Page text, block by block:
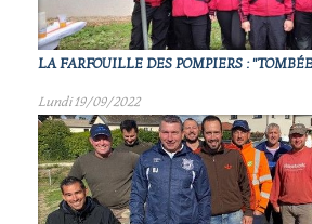
LA FARFOUILLE DES POMPIERS :
Lundi 19/09/2022